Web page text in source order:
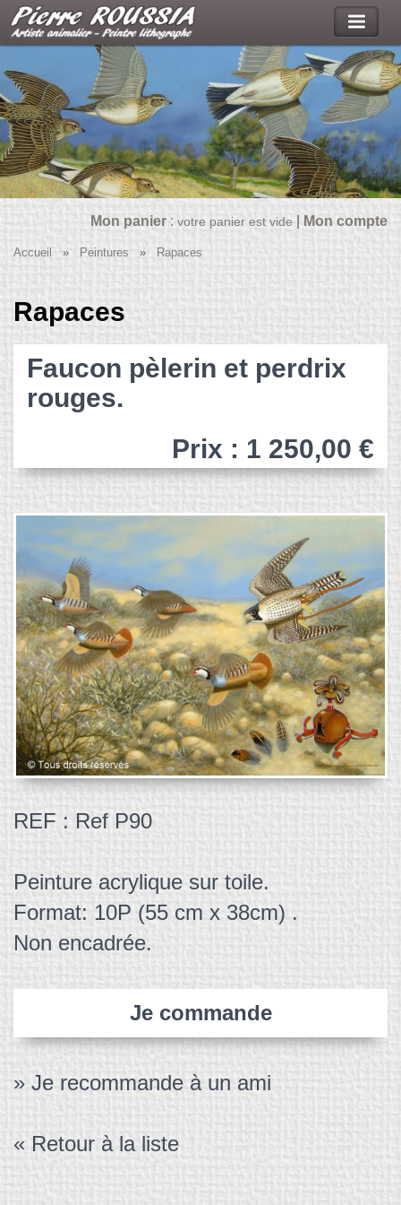
Mon panier : votre panier est vide| Mon compte
Accueil » Peintures » Rapaces
Rapaces
Faucon pèlerin et perdrix
rouges.
Prix : 1 250,00 €
REF : Ref P90
Peinture acrylique sur toile.
Format: 10P (55 cm x 38cm) .
Non encadrée.
Je commande
» Je recommande à un ami
« Retour à la liste